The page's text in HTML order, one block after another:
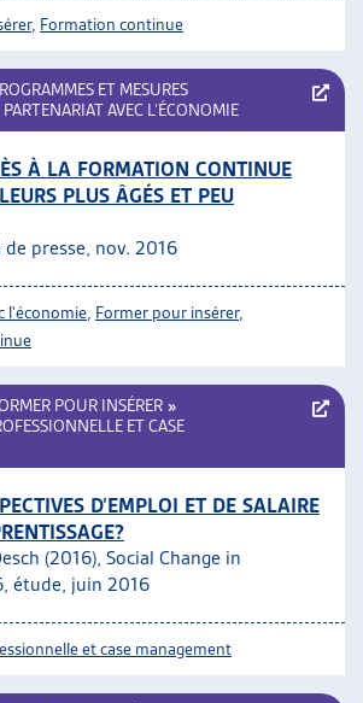
, Formation continue
ET MESURES
PARTENARIAT AVEC L’ÉCONOMIE
À LA FORMATION CONTINUE
PLUS ÂGÉS ET PEU
de presse, nov. 2016
l'économie Former pour insérer,
POUR INSÉRER »
ET CASE
D’EMPLOI ET DE SALAIRE
(2016), Social Change in
étude, juin 2016
et case management